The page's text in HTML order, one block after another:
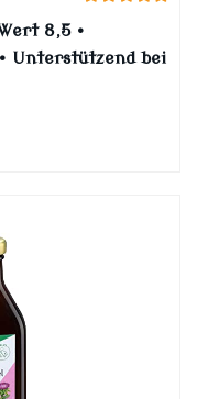
8,5 •
Unterstützend bei